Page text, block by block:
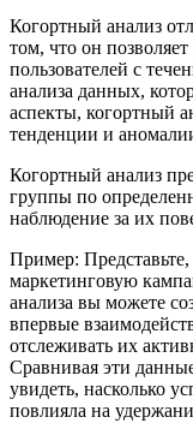
Когортный анализ
том, что он
пользователей с
анализа данных,
аспекты, когортный
тенденции и
Когортный анализ
группы по
наблюдение за их
Пример:
маркетинговую
анализа вы можете
впервые
отслеживать их
Сравнивая эти
увидеть, насколько
повлияла на